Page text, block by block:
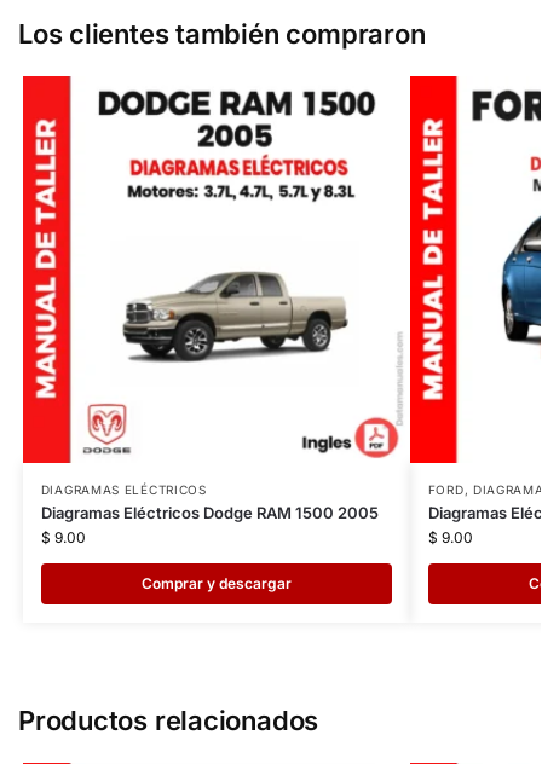
Los clientes también compraron
DIAGRAMAS ELÉCTRICOS
Diagramas Eléctricos Dodge RAM 1500 2005
$ 9.00
Comprar y descargar
FORD,
Diagramas
$ 9.00
Productos relacionados